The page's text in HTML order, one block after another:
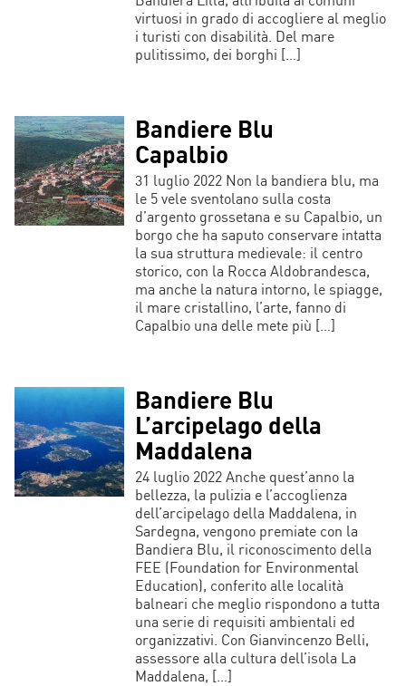
virtuosi in grado di accogliere al meglio
i turisti con disabilità. Del mare
pulitissimo, dei borghi […]
Bandiere Blu
Capalbio
31 luglio 2022 Non la bandiera blu, ma
le 5 vele sventolano sulla costa
d’argento grossetana e su Capalbio, un
borgo che ha saputo conservare intatta
la sua struttura medievale: il centro
storico, con la Rocca Aldobrandesca,
ma anche la natura intorno, le spiagge,
il mare cristallino, l’arte, fanno di
Capalbio una delle mete più […]
Bandiere Blu
L’arcipelago della
Maddalena
24 luglio 2022 Anche quest’anno la
bellezza, la pulizia e l’accoglienza
dell’arcipelago della Maddalena, in
Sardegna, vengono premiate con la
Bandiera Blu, il riconoscimento della
FEE (Foundation for Environmental
Education), conferito alle località
balneari che meglio rispondono a tutta
una serie di requisiti ambientali ed
organizzativi. Con Gianvincenzo Belli,
assessore alla cultura dell’isola La
Maddalena, […]